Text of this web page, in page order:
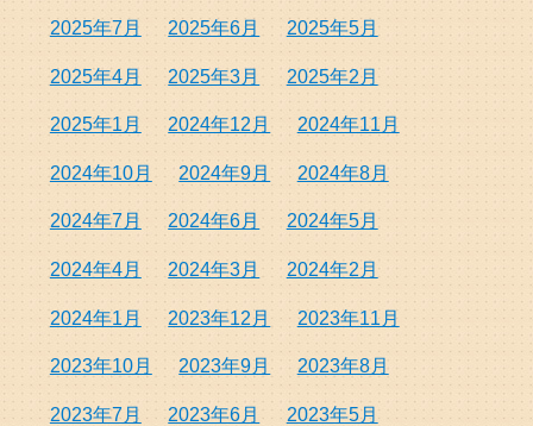
2025年7月 2025年6月 2025年5月
2025年4月 2025年3月 2025年2月
2025年1月 2024年12月 2024年11月
2024年10月 2024年9月 2024年8月
2024年7月 2024年6月 2024年5月
2024年4月 2024年3月 2024年2月
2024年1月 2023年12月 2023年11月
2023年10月 2023年9月 2023年8月
2023年7月 2023年6月 2023年5月